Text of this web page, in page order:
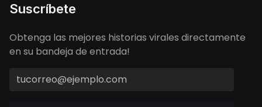
Suscríbete
Obtenga las mejores historias virales directamente
en su bandeja de entrada!